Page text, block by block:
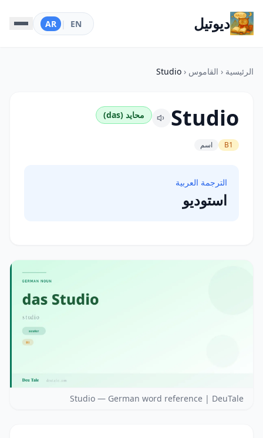
ديوتيل EN
|
AR
الرئيسية ‹ القاموس ‹
Studio
Studio محايد (das)
B1 اسم
الترجمة العربية
استوديو
Studio — German word reference | DeuTale